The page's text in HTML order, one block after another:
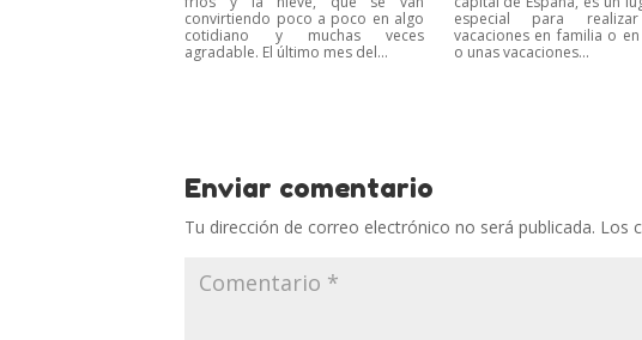
convirtiendo poco a poco en algo
cotidiano y muchas veces
agradable. El último mes del...
especial para
vacaciones en familia o
o unas vacaciones...
Enviar comentario
Tu dirección de correo electrónico no será publicada. Los